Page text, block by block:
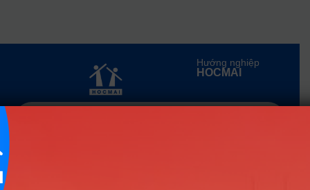
Hướng nghiệp
HOCMAI